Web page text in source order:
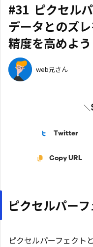
#31 ピクセル
データとのズ
精度を高めよう
web兄さん
＼
Twitter
Copy URL
ピクセルパー
ピクセルパーフェクト